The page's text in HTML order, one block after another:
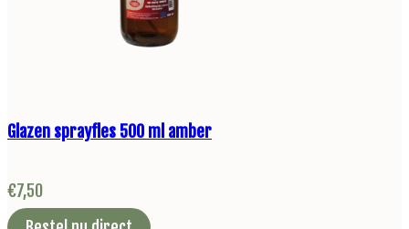
Glazen sprayfles 500 ml amber
€7,50